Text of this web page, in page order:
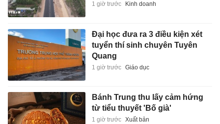
1 giờ trước Kinh doanh
Đại học đưa ra 3 điều kiện xét
tuyển thí sinh chuyên Tuyên
Quang
1 giờ trước Giáo dục
Bánh Trung thu lấy cảm hứng
từ tiểu thuyết 'Bố già'
1 giờ trước Xuất bản